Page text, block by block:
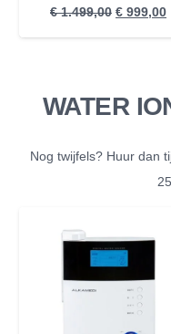
€1.499,00
prijs
€ 999,00
WATER
Nog twijfels? Huur dan